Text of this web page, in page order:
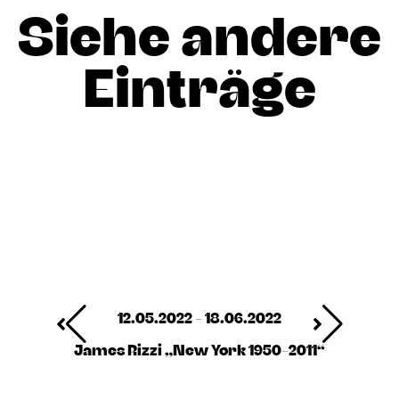
Siehe andere
Einträge
12.05.2022 - 18.06.2022
James Rizzi „New York 1950-2011“